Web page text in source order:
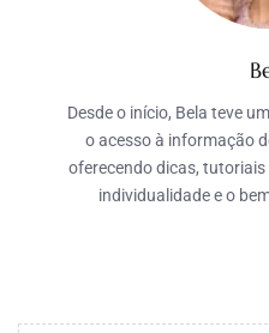
Desde o início, Bela teve
o acesso à informação
oferecendo dicas,
individualidade e o